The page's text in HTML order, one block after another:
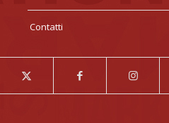
Contatti